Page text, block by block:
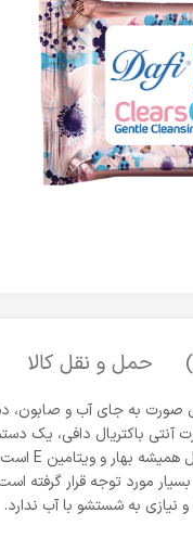
حمل و نقل کالا
صورت به جای آب و صابون،
مورد توجه قرار گرفته
به شستشو با آب ندارد.